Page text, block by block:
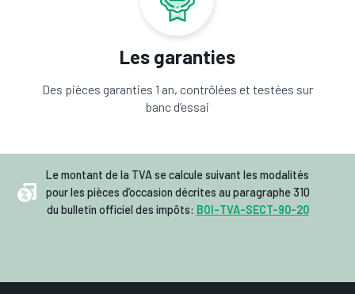
Les garanties
Des pièces garanties 1 an, contrôlées et testées sur
banc d’essai
Le montant de la TVA se calcule suivant les modalités
pour les pièces d’occasion décrites au paragraphe 310
du bulletin officiel des impôts: BOI-TVA-SECT-90-20